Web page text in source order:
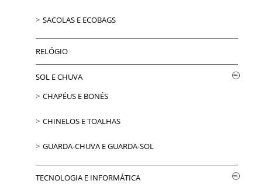
SACOLAS E ECOBAGS
RELÓGIO
SOL E CHUVA
CHAPÉUS E BONÉS
CHINELOS E TOALHAS
GUARDA-CHUVA E GUARDA-SOL
TECNOLOGIA E INFORMÁTICA